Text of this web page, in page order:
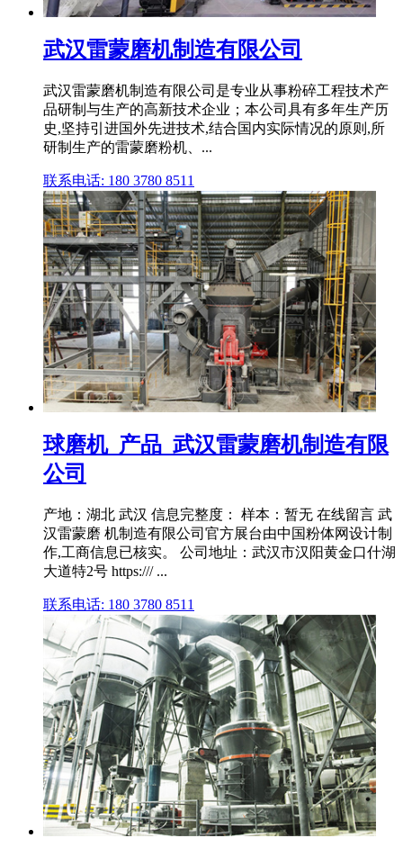
武汉雷蒙磨机制造有限公司
武汉雷蒙磨机制造有限公司是专业从事粉碎工程技术产
品研制与生产的高新技术企业；本公司具有多年生产历
史,坚持引进国外先进技术,结合国内实际情况的原则,所
研制生产的雷蒙磨粉机、...
联系电话: 180 3780 8511
球磨机_产品_武汉雷蒙磨机制造有限
公司
产地：湖北 武汉 信息完整度： 样本：暂无 在线留言 武
汉雷蒙磨 机制造有限公司官方展台由中国粉体网设计制
作,工商信息已核实。 公司地址：武汉市汉阳黄金口什湖
大道特2号 https:/// ...
联系电话: 180 3780 8511